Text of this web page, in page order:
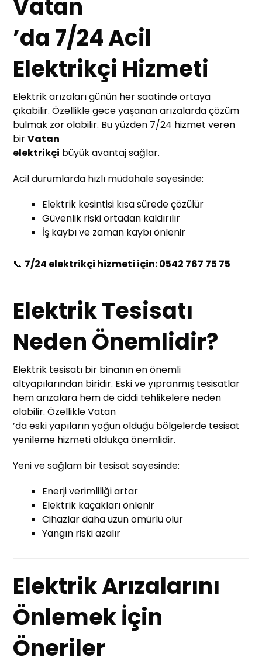
Vatan
’da 7/24 Acil
Elektrikçi Hizmeti
Elektrik arızaları günün her saatinde ortaya
çıkabilir. Özellikle gece yaşanan arızalarda çözüm
bulmak zor olabilir. Bu yüzden 7/24 hizmet veren
birVatan
elektrikçi büyük avantaj sağlar.
Acil durumlarda hızlı müdahale sayesinde:
Elektrik kesintisi kısa sürede çözülür
Güvenlik riski ortadan kaldırılır
İş kaybı ve zaman kaybı önlenir
📞 7/24 elektrikçi hizmeti için: 0542 767 75 75
Elektrik Tesisatı
Neden Önemlidir?
Elektrik tesisatı bir binanın en önemli
altyapılarından biridir. Eski ve yıpranmış tesisatlar
hem arızalara hem de ciddi tehlikelere neden
olabilir. Özellikle Vatan
’da eski yapıların yoğun olduğu bölgelerde tesisat
yenileme hizmeti oldukça önemlidir.
Yeni ve sağlam bir tesisat sayesinde:
Enerji verimliliği artar
Elektrik kaçakları önlenir
Cihazlar daha uzun ömürlü olur
Yangın riski azalır
Elektrik Arızalarını
Önlemek İçin
Öneriler